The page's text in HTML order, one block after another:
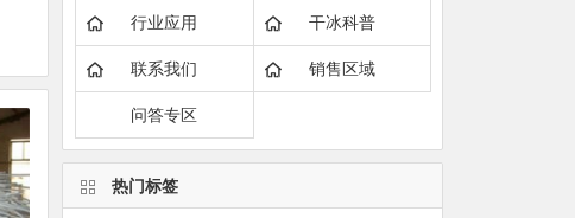
行业应用 干冰科普
联系我们 销售区域
问答专区
热门标签